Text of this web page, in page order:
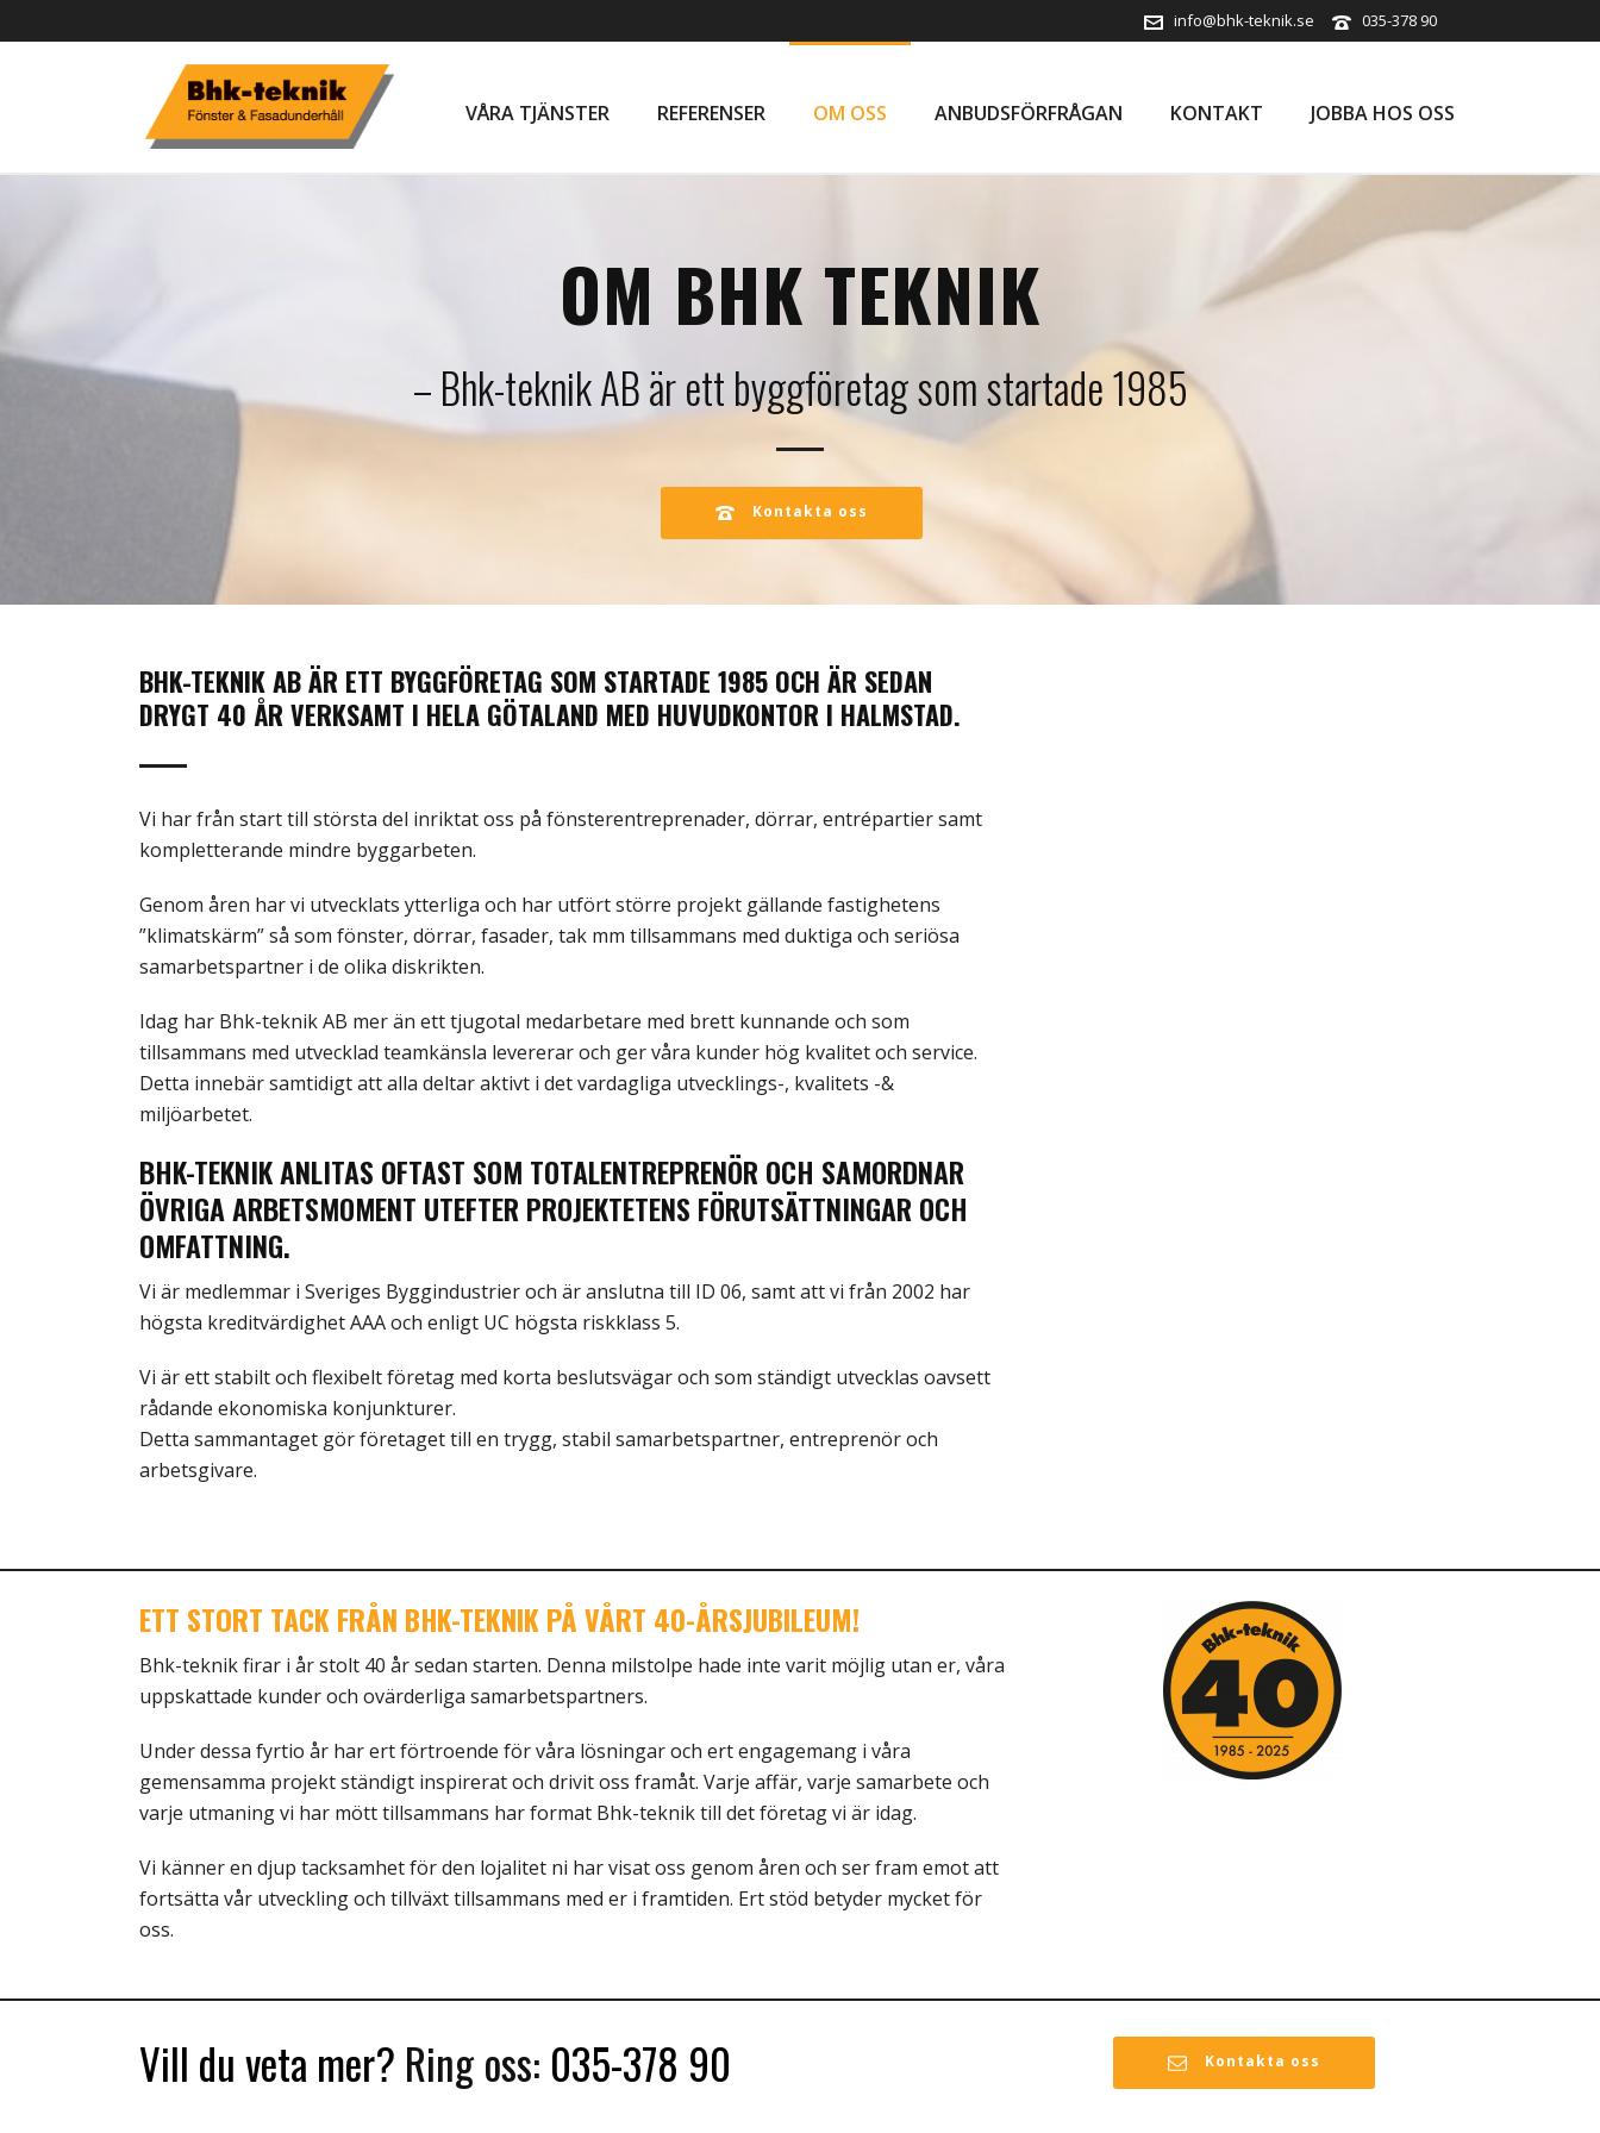
035-378 90
info@bhk-teknik.se
VÅRA TJÄNSTER REFERENSER OM OSS ANBUDSFÖRFRÅGAN KONTAKT JOBBA HOS OSS
OM BHK TEKNIK
– Bhk-teknik AB är ett byggföretag som startade 1985
Kontakta oss
BHK-TEKNIK AB ÄR ETT BYGGFÖRETAG SOM STARTADE 1985 OCH ÄR SEDAN
DRYGT 40 ÅR VERKSAMT I HELA GÖTALAND MED HUVUDKONTOR I HALMSTAD.
Vi har från start till största del inriktat oss på fönsterentreprenader, dörrar, entrépartier samt
kompletterande mindre byggarbeten.
Genom åren har vi utvecklats ytterliga och har utfört större projekt gällande fastighetens
”klimatskärm” så som fönster, dörrar, fasader, tak mm tillsammans med duktiga och seriösa
samarbetspartner i de olika diskrikten.
Idag har Bhk-teknik AB mer än ett tjugotal medarbetare med brett kunnande och som
tillsammans med utvecklad teamkänsla levererar och ger våra kunder hög kvalitet och service.
Detta innebär samtidigt att alla deltar aktivt i det vardagliga utvecklings-, kvalitets -&
miljöarbetet.
BHK-TEKNIK ANLITAS OFTAST SOM TOTALENTREPRENÖR OCH SAMORDNAR
ÖVRIGA ARBETSMOMENT UTEFTER PROJEKTETENS FÖRUTSÄTTNINGAR OCH
OMFATTNING.
Vi är medlemmar i Sveriges Byggindustrier och är anslutna till ID 06, samt att vi från 2002 har
högsta kreditvärdighet AAA och enligt UC högsta riskklass 5.
Vi är ett stabilt och flexibelt företag med korta beslutsvägar och som ständigt utvecklas oavsett
rådande ekonomiska konjunkturer.
Detta sammantaget gör företaget till en trygg, stabil samarbetspartner, entreprenör och
arbetsgivare.
ETT STORT TACK FRÅN BHK-TEKNIK PÅ VÅRT 40-ÅRSJUBILEUM!
Bhk-teknik firar i år stolt 40 år sedan starten. Denna milstolpe hade inte varit möjlig utan er, våra
uppskattade kunder och ovärderliga samarbetspartners.
Under dessa fyrtio år har ert förtroende för våra lösningar och ert engagemang i våra
gemensamma projekt ständigt inspirerat och drivit oss framåt. Varje affär, varje samarbete och
varje utmaning vi har mött tillsammans har format Bhk-teknik till det företag vi är idag.
Vi känner en djup tacksamhet för den lojalitet ni har visat oss genom åren och ser fram emot att
fortsätta vår utveckling och tillväxt tillsammans med er i framtiden. Ert stöd betyder mycket för
oss.
Vill du veta mer? Ring oss: 035-378 90 Kontakta oss